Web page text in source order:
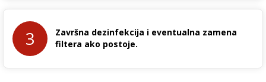
3
Završna dezinfekcija i eventualna zamena
filtera ako postoje.